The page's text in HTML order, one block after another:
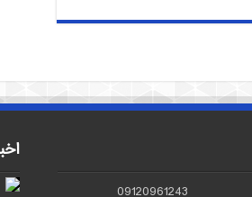
09120961243